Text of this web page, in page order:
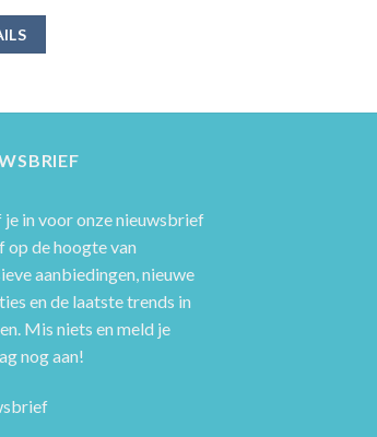
je in voor onze nieuwsbrief
op de hoogte van
aanbiedingen, nieuwe
en de laatste trends in
Mis niets en meld je
nog aan!